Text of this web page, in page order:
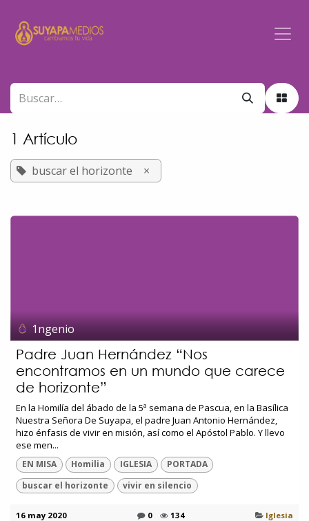
1 Artículo
buscar el horizonte ×
1ngenio
Padre Juan Hernández “Nos
encontramos en un mundo que carece
de horizonte”
En la Homilía del ábado de la 5ª semana de Pascua, en la Basílica
Nuestra Señora De Suyapa, el padre Juan Antonio Hernández,
hizo énfasis de vivir en misión, así como el Apóstol Pablo. Y llevo
ese men...
EN MISA Homilia IGLESIA
PORTADA
buscar el horizonte
vivir en silencio
16 may 2020 0 134 Iglesia